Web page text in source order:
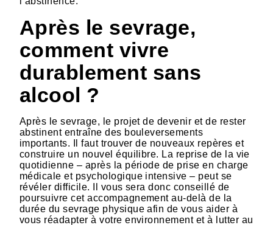
Après le sevrage,
comment vivre
durablement sans
alcool ?
Après le sevrage, le projet de devenir et de rester
abstinent entraîne des bouleversements
importants. Il faut trouver de nouveaux repères et
construire un nouvel équilibre. La reprise de la vie
quotidienne – après la période de prise en charge
médicale et psychologique intensive – peut se
révéler difficile. Il vous sera donc conseillé de
poursuivre cet accompagnement au-delà de la
durée du sevrage physique afin de vous aider à
vous réadapter à votre environnement et à lutter au